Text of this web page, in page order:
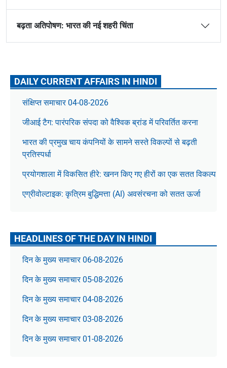
बढ़ता अतिपोषण: भारत की नई शहरी चिंता
DAILY CURRENT AFFAIRS IN HINDI
संक्षिप्त समाचार 04-08-2026
जीआई टैग: पारंपरिक संपदा को वैश्विक ब्रांड में परिवर्तित करना
भारत की प्रमुख चाय कंपनियों के सामने सस्ते विकल्पों से बढ़ती
प्रतिस्पर्धा
प्रयोगशाला में विकसित हीरे: खनन किए गए हीरों का एक सतत विकल्प
एग्रीवोल्टाइक: कृत्रिम बुद्धिमत्ता (AI) अवसंरचना को सतत ऊर्जा
HEADLINES OF THE DAY IN HINDI
दिन के मुख्य समाचार 06-08-2026
दिन के मुख्य समाचार 05-08-2026
दिन के मुख्य समाचार 04-08-2026
दिन के मुख्य समाचार 03-08-2026
दिन के मुख्य समाचार 01-08-2026